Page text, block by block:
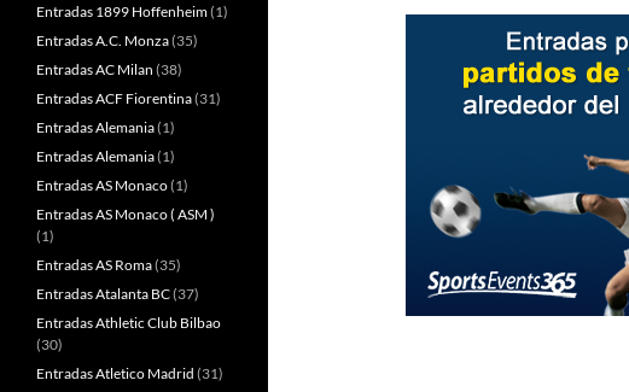
Entradas 1899 Hoffenheim(1)
Entradas A.C. Monza(35)
Entradas AC Milan (38)
Entradas ACF Fiorentina(31)
Entradas Alemania(1)
Entradas Alemania(1)
Entradas AS Monaco(1)
Entradas AS Monaco ( ASM )
(1)
Entradas AS Roma(35)
Entradas Atalanta BC(37)
Entradas Athletic Club Bilbao
(30)
Entradas Atletico Madrid (31)